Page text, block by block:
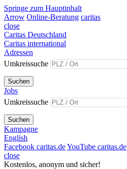
Springe zum Hauptinhalt
Arrow Online-Beratung caritas
close
Caritas Deutschland
Caritas international
Adressen
Umkreissuche
Suchen
Jobs
Umkreissuche
Suchen
Kampagne
English
Facebook caritas.deYouTube caritas.de
close
Kostenlos, anonym und sicher!